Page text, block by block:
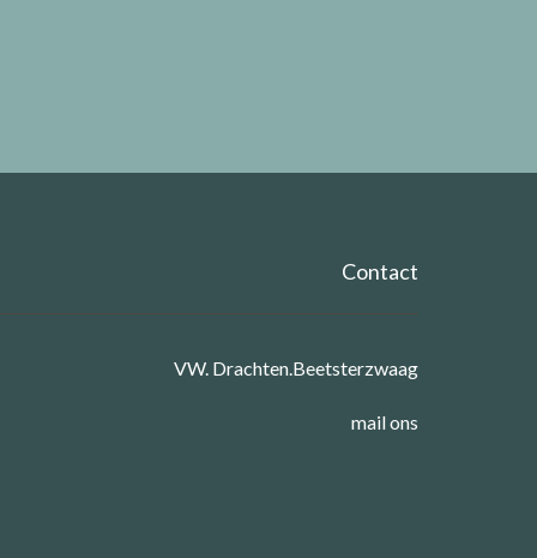
Contact
VW. Drachten.Beetsterzwaag
mail ons